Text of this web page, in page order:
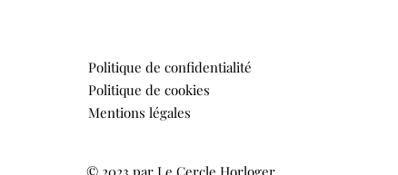
Politique de confidentialité
Politique de cookies
Mentions légales
© 2023 par Le Cercle Horloger